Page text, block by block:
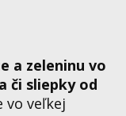
a zeleninu vo
či sliepky od
vo veľkej